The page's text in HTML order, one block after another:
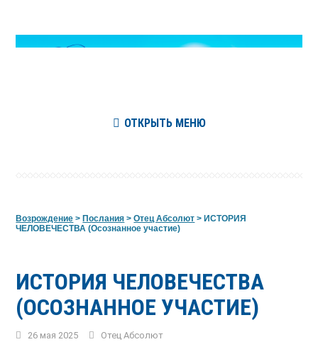
ОТКРЫТЬ МЕНЮ
Возрождение >Послания >Отец Абсолют >ИСТОРИЯ
ЧЕЛОВЕЧЕСТВА (Осознанное участие)
ИСТОРИЯ ЧЕЛОВЕЧЕСТВА
(ОСОЗНАННОЕ УЧАСТИЕ)
26 мая 2025 Отец Абсолют